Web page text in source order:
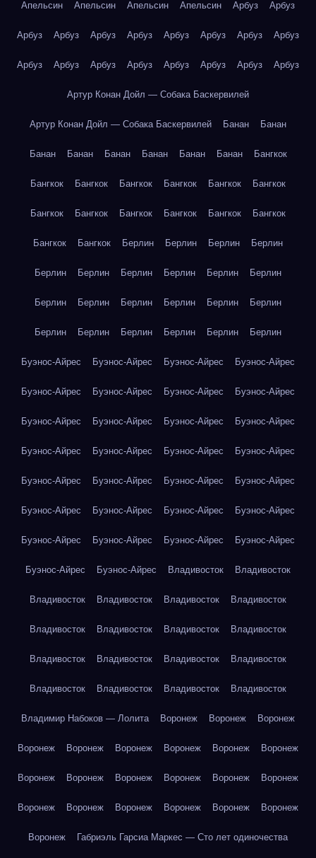
Апельсин Апельсин Апельсин Апельсин Арбуз Арбуз
Арбуз Арбуз Арбуз Арбуз Арбуз Арбуз Арбуз Арбуз
Арбуз Арбуз Арбуз Арбуз Арбуз Арбуз Арбуз Арбуз
Артур Конан Дойл — Собака Баскервилей
Артур Конан Дойл — Собака Баскервилей Банан Банан
Банан Банан Банан Банан Банан Банан Бангкок
Бангкок Бангкок Бангкок Бангкок Бангкок Бангкок
Бангкок Бангкок Бангкок Бангкок Бангкок Бангкок
Бангкок Бангкок Берлин Берлин Берлин Берлин
Берлин Берлин Берлин Берлин Берлин Берлин
Берлин Берлин Берлин Берлин Берлин Берлин
Берлин Берлин Берлин Берлин Берлин Берлин
Буэнос-Айрес Буэнос-Айрес Буэнос-Айрес Буэнос-Айрес
Буэнос-Айрес Буэнос-Айрес Буэнос-Айрес Буэнос-Айрес
Буэнос-Айрес Буэнос-Айрес Буэнос-Айрес Буэнос-Айрес
Буэнос-Айрес Буэнос-Айрес Буэнос-Айрес Буэнос-Айрес
Буэнос-Айрес Буэнос-Айрес Буэнос-Айрес Буэнос-Айрес
Буэнос-Айрес Буэнос-Айрес Буэнос-Айрес Буэнос-Айрес
Буэнос-Айрес Буэнос-Айрес Буэнос-Айрес Буэнос-Айрес
Буэнос-Айрес Буэнос-Айрес Владивосток Владивосток
Владивосток Владивосток Владивосток Владивосток
Владивосток Владивосток Владивосток Владивосток
Владивосток Владивосток Владивосток Владивосток
Владивосток Владивосток Владивосток Владивосток
Владимир Набоков — Лолита Воронеж Воронеж Воронеж
Воронеж Воронеж Воронеж Воронеж Воронеж Воронеж
Воронеж Воронеж Воронеж Воронеж Воронеж Воронеж
Воронеж Воронеж Воронеж Воронеж Воронеж Воронеж
Воронеж Габриэль Гарсиа Маркес — Сто лет одиночества